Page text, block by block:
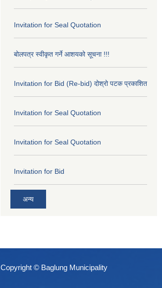
Invitation for Seal Quotation
बोलपत्र स्वीकृत गर्ने आशयको सूचना !!!
Invitation for Bid (Re-bid) दोश्रो पटक प्रकाशित
Invitation for Seal Quotation
Invitation for Seal Quotation
Invitation for Bid
अन्य
Copyright © Baglung Municipality